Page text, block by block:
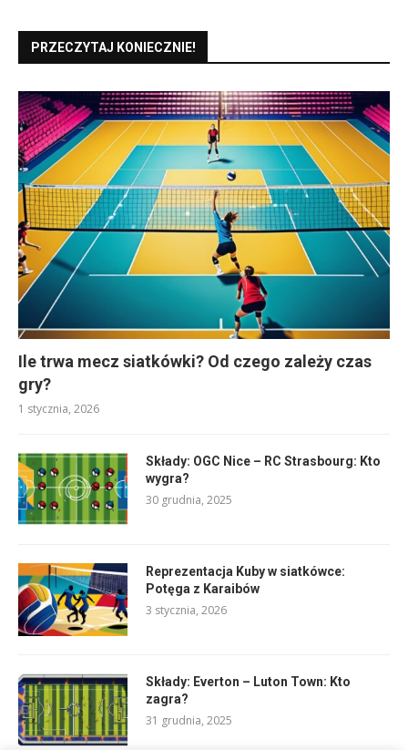
PRZECZYTAJ KONIECZNIE!
Ile trwa mecz siatkówki? Od czego zależy czas
gry?
1 stycznia, 2026
Składy: OGC Nice – RC Strasbourg: Kto
wygra?
30 grudnia, 2025
Reprezentacja Kuby w siatkówce:
Potęga z Karaibów
3 stycznia, 2026
Składy: Everton – Luton Town: Kto
zagra?
31 grudnia, 2025